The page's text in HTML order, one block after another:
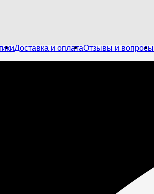
Доставка и оплатаОтзывы и вопросы